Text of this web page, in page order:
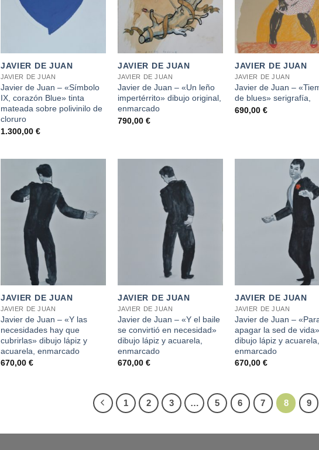
JAVIER DE JUAN
JAVIER DE JUAN
Javier de Juan – «Símbolo
IX, corazón Blue» tinta
mateada sobre polivinilo de
cloruro
1.300,00 €
JAVIER DE JUAN
JAVIER DE JUAN
Javier de Juan – «Un leño
impertérrito» dibujo original,
enmarcado
790,00 €
+
JAVIER DE JUAN
JAVIER DE JUAN
Javier de Juan –
de blues» serigrafía,
690,00 €
JAVIER DE JUAN
JAVIER DE JUAN
Javier de Juan – «Y las
necesidades hay que
cubrirlas» dibujo lápiz y
acuarela, enmarcado
670,00 €
JAVIER DE JUAN
JAVIER DE JUAN
Javier de Juan – «Y el baile
se convirtió en necesidad»
dibujo lápiz y acuarela,
enmarcado
670,00 €
JAVIER DE JUAN
JAVIER DE JUAN
Javier de Juan –
apagar la sed de vida»
dibujo lápiz y acuarela,
enmarcado
670,00 €
1 2 3 … 5 6 7 8 9